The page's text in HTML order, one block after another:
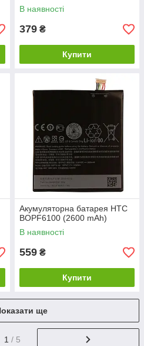
В наявності
379 ₴
Купити
Акумуляторна батарея HTC
BOPF6100 (2600 mAh)
В наявності
559 ₴
Купити
ще
1 / 5